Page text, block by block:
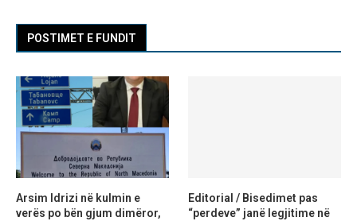
POSTIMET E FUNDIT
Arsim Idrizi në kulmin e
verës po bën gjum dimëror,
Editorial / Bisedimet pas
“perdeve” janë legjitime në